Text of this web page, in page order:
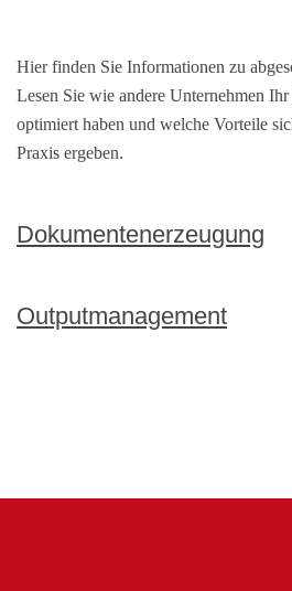
Hier finden Sie Informationen zu
Lesen Sie wie andere Unternehmen
optimiert haben und welche Vorteile
Praxis ergeben.
Dokumentenerzeugung
Outputmanagement